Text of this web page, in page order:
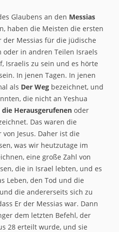
Glaubens an den Messias
haben die Meisten die ersten
der Messias für die jüdische
oder in andren Teilen Israels
Israelis zu sein und es hörte
In jenen Tagen. In jenen
als Der Weg bezeichnet, und
die nicht an Yeshua
die Herausgerufenen oder
Das waren die
Jesus. Daher ist die
was wir heutzutage im
eine große Zahl von
die in Israel lebten, und es
Leben, den Tod und die
die andererseits sich zu
Er der Messias war. Dann
dem letzten Befehl, der
28 erteilt wurde, und sie